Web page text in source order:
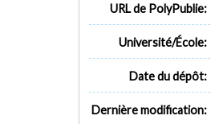
URL de PolyPublie:
Université/École:
Date du dépôt:
Dernière modification: